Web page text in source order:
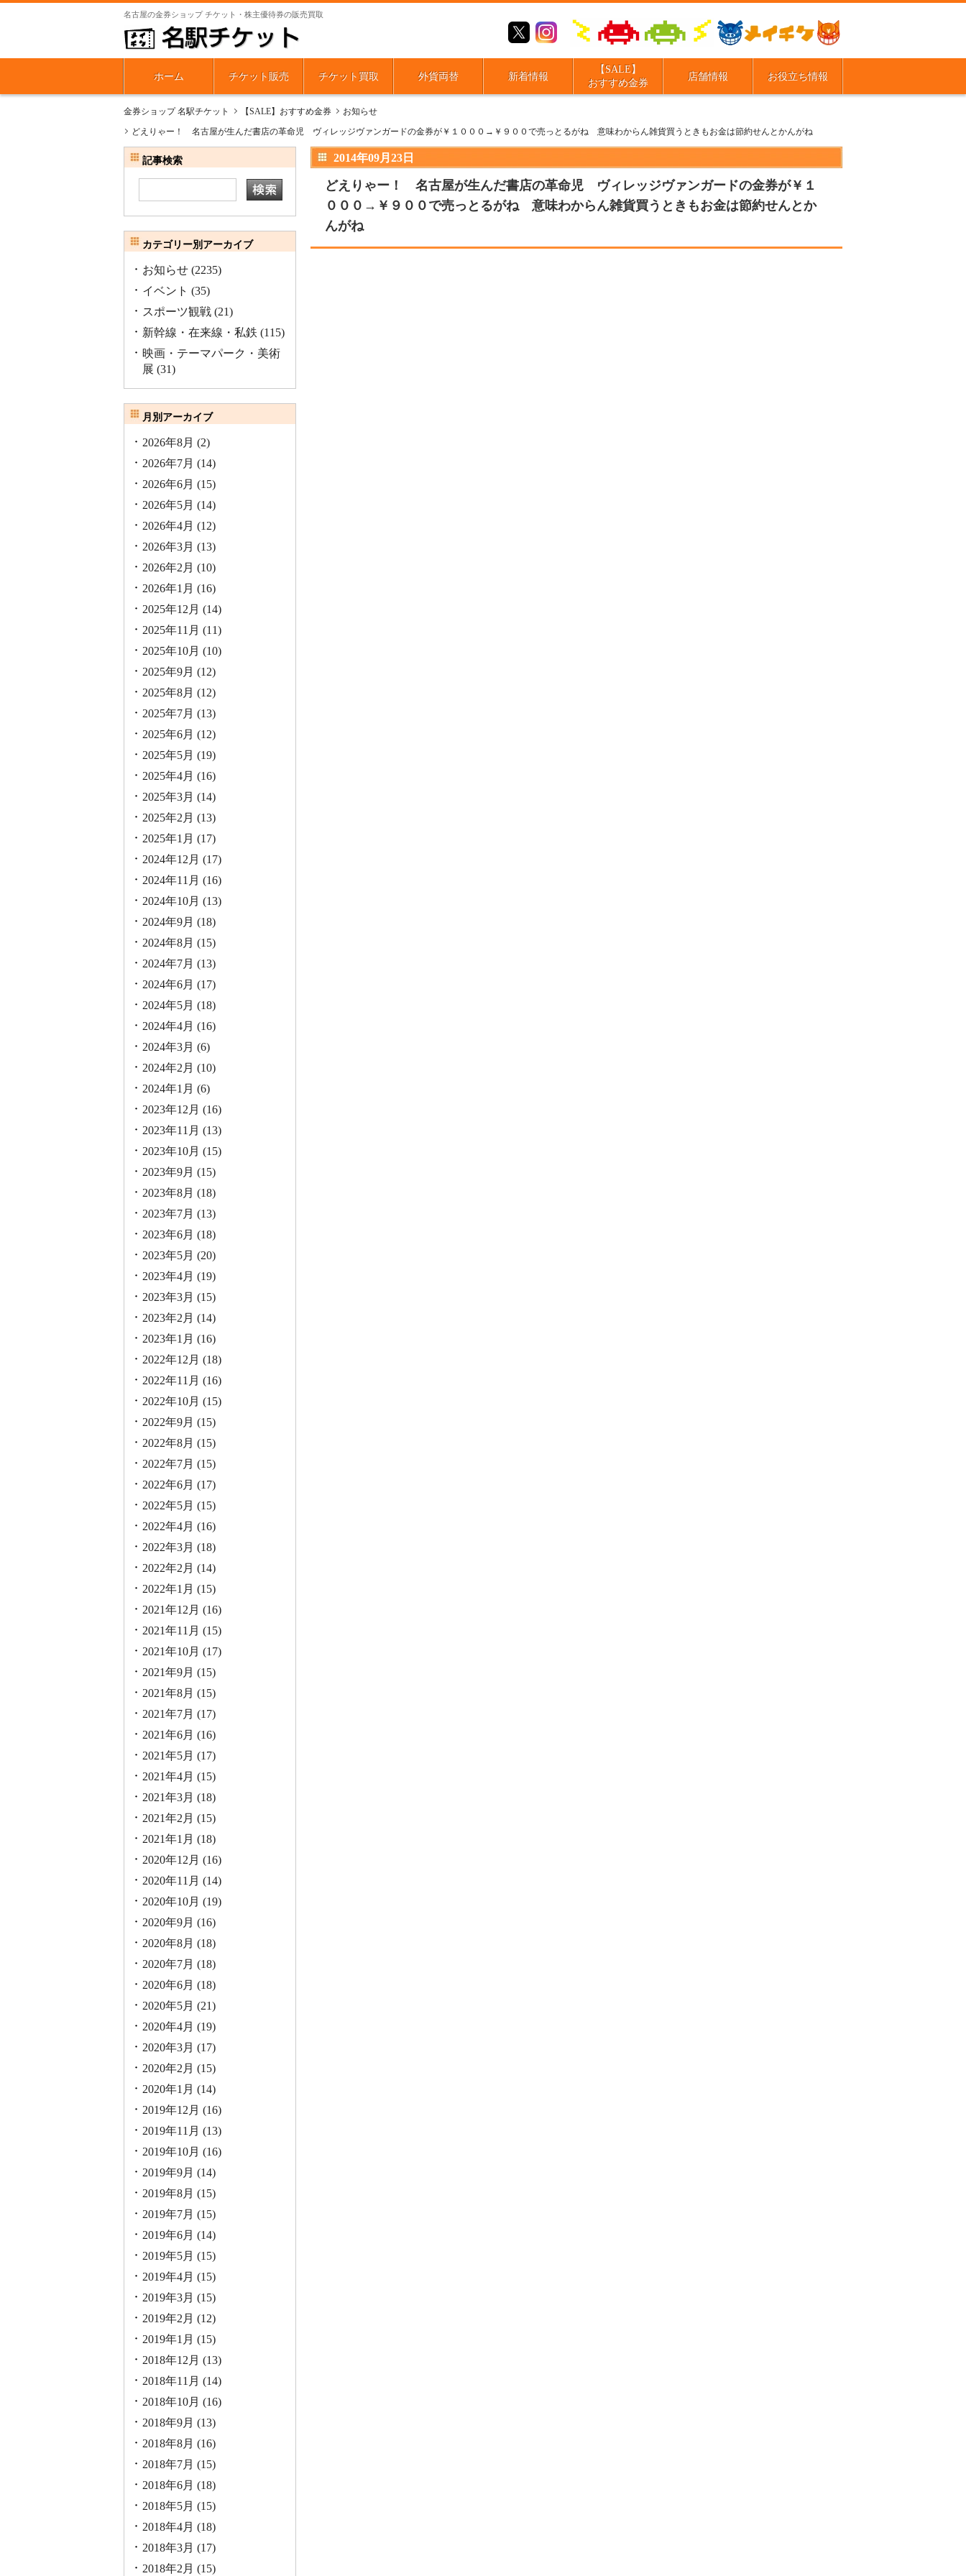
名古屋の金券ショップ チケット・株主優待券の販売買取
ホーム チケット販売 チケット買取 外貨両替 新着情報
【SALE】
おすすめ金券
店舗情報 お役立ち情報
金券ショップ 名駅チケット 【SALE】おすすめ金券
お知らせ
どえりゃー！ 名古屋が生んだ書店の革命児 ヴィレッジヴァンガードの金券が￥１０００→￥９００で売っとるがね 意味わからん雑貨買うときもお金は節約せんとかんがね
2014年09月23日
どえりゃー！ 名古屋が生んだ書店の革命児 ヴィレッジヴァンガードの金券が￥１
０００→￥９００で売っとるがね 意味わからん雑貨買うときもお金は節約せんとか
んがね
記事検索
カテゴリー別アーカイブ
お知らせ (2235)
イベント (35)
スポーツ観戦 (21)
新幹線・在来線・私鉄 (115)
映画・テーマパーク・美術
展 (31)
月別アーカイブ
2026年8月 (2)
2026年7月 (14)
2026年6月 (15)
2026年5月 (14)
2026年4月 (12)
2026年3月 (13)
2026年2月 (10)
2026年1月 (16)
2025年12月 (14)
2025年11月 (11)
2025年10月 (10)
2025年9月 (12)
2025年8月 (12)
2025年7月 (13)
2025年6月 (12)
2025年5月 (19)
2025年4月 (16)
2025年3月 (14)
2025年2月 (13)
2025年1月 (17)
2024年12月 (17)
2024年11月 (16)
2024年10月 (13)
2024年9月 (18)
2024年8月 (15)
2024年7月 (13)
2024年6月 (17)
2024年5月 (18)
2024年4月 (16)
2024年3月 (6)
2024年2月 (10)
2024年1月 (6)
2023年12月 (16)
2023年11月 (13)
2023年10月 (15)
2023年9月 (15)
2023年8月 (18)
2023年7月 (13)
2023年6月 (18)
2023年5月 (20)
2023年4月 (19)
2023年3月 (15)
2023年2月 (14)
2023年1月 (16)
2022年12月 (18)
2022年11月 (16)
2022年10月 (15)
2022年9月 (15)
2022年8月 (15)
2022年7月 (15)
2022年6月 (17)
2022年5月 (15)
2022年4月 (16)
2022年3月 (18)
2022年2月 (14)
2022年1月 (15)
2021年12月 (16)
2021年11月 (15)
2021年10月 (17)
2021年9月 (15)
2021年8月 (15)
2021年7月 (17)
2021年6月 (16)
2021年5月 (17)
2021年4月 (15)
2021年3月 (18)
2021年2月 (15)
2021年1月 (18)
2020年12月 (16)
2020年11月 (14)
2020年10月 (19)
2020年9月 (16)
2020年8月 (18)
2020年7月 (18)
2020年6月 (18)
2020年5月 (21)
2020年4月 (19)
2020年3月 (17)
2020年2月 (15)
2020年1月 (14)
2019年12月 (16)
2019年11月 (13)
2019年10月 (16)
2019年9月 (14)
2019年8月 (15)
2019年7月 (15)
2019年6月 (14)
2019年5月 (15)
2019年4月 (15)
2019年3月 (15)
2019年2月 (12)
2019年1月 (15)
2018年12月 (13)
2018年11月 (14)
2018年10月 (16)
2018年9月 (13)
2018年8月 (16)
2018年7月 (15)
2018年6月 (18)
2018年5月 (15)
2018年4月 (18)
2018年3月 (17)
2018年2月 (15)